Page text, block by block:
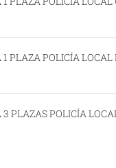
1 PLAZA POLICÍA
PLAZAS POLICÍA